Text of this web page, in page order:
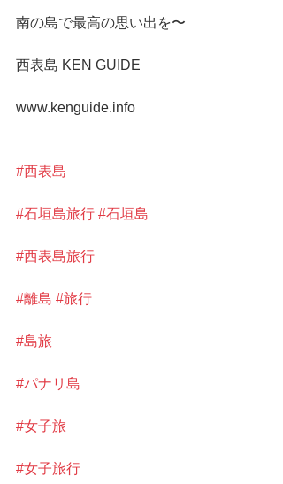
南の島で最高の思い出を〜
西表島 KEN GUIDE
www.kenguide.info
#西表島
#石垣島旅行 #石垣島
#西表島旅行
#離島 #旅行
#島旅
#パナリ島
#女子旅
#女子旅行